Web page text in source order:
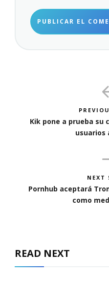
Kik pone a prueba su
usuarios
NEXT
Pornhub aceptará
como
READ NEXT